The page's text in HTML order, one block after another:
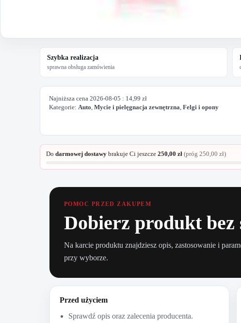
Szybka realizacja
sprawna obsługa zamówienia
Najniższa cena 2026-08-05 : 14,99 zł
Kategorie: Auto, Mycie i pielęgnacja zewnętrzna, Felgi i opony
Do darmowej dostawy brakuje Ci jeszcze 250,00 zł (próg 250,00 zł)
POMOC PRZED ZAKUPEM
Dobierz produkt bez
Na karcie produktu znajdziesz opis, zastosowanie i
przy wyborze.
Przed użyciem
Sprawdź opis oraz zalecenia producenta.